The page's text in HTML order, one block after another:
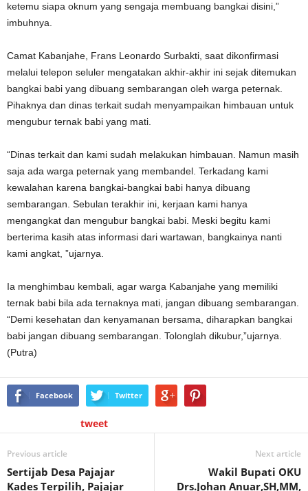
ketemu siapa oknum yang sengaja membuang bangkai disini,”
imbuhnya.
Camat Kabanjahe, Frans Leonardo Surbakti, saat dikonfirmasi
melalui telepon seluler mengatakan akhir-akhir ini sejak ditemukan
bangkai babi yang dibuang sembarangan oleh warga peternak.
Pihaknya dan dinas terkait sudah menyampaikan himbauan untuk
mengubur ternak babi yang mati.
“Dinas terkait dan kami sudah melakukan himbauan. Namun masih
saja ada warga peternak yang membandel. Terkadang kami
kewalahan karena bangkai-bangkai babi hanya dibuang
sembarangan. Sebulan terakhir ini, kerjaan kami hanya
mengangkat dan mengubur bangkai babi. Meski begitu kami
berterima kasih atas informasi dari wartawan, bangkainya nanti
kami angkat, ”ujarnya.
Ia menghimbau kembali, agar warga Kabanjahe yang memiliki
ternak babi bila ada ternaknya mati, jangan dibuang sembarangan.
“Demi kesehatan dan kenyamanan bersama, diharapkan bangkai
babi jangan dibuang sembarangan. Tolonglah dikubur,”ujarnya.
(Putra)
Facebook Twitter
tweet
Previous article
Sertijab Desa Pajajar
Kades Terpilih, Pajajar
Next article
Wakil Bupati OKU
Drs.Johan Anuar,SH,MM,